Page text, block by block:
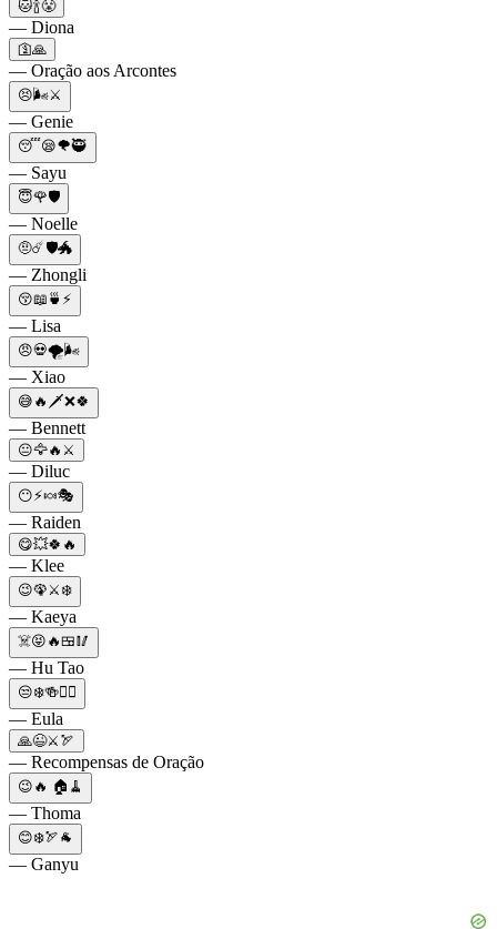
🐱🍾😤
— Diona
🛐🙏
— Oração aos Arcontes
😣🌬⚔️
— Genie
😴😪🌪🥷
— Sayu
😇🌹🛡
— Noelle
🤨☄️🛡🐲
— Zhongli
😚📖🍵⚡
— Lisa
😠💀🌪🌬
— Xiao
😅🔥🗡❌🍀
— Bennett
😐🦅🔥⚔️
— Diluc
😶⚡️🍬🎭
— Raiden
😋💥🍀🔥
— Klee
😉🦚⚔️❄️
— Kaeya
☠️😝🔥🍱🥢
— Hu Tao
😒❄️🍻🤵‍♀
— Eula
🙏😉⚔️🏹
— Recompensas de Oração
😉🔥 🏠🧹
— Thoma
😊❄️🏹🐐
— Ganyu